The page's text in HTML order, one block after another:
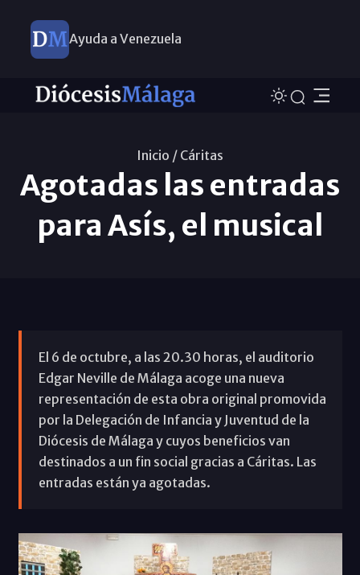
Ayuda a Venezuela
Inicio / Cáritas
Agotadas las entradas
para Asís, el musical
El 6 de octubre, a las 20.30 horas, el auditorio
Edgar Neville de Málaga acoge una nueva
representación de esta obra original promovida
por la Delegación de Infancia y Juventud de la
Diócesis de Málaga y cuyos beneficios van
destinados a un fin social gracias a Cáritas. Las
entradas están ya agotadas.